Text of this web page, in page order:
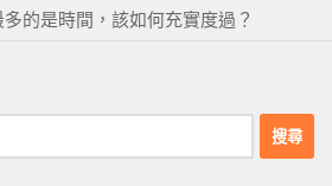
的是時間，該如何充實度過？